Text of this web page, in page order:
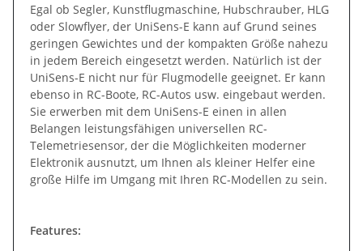
Egal ob Segler, Kunstflugmaschine, Hubschrauber, HLG
oder Slowflyer, der UniSens-E kann auf Grund seines
geringen Gewichtes und der kompakten Größe nahezu
in jedem Bereich eingesetzt werden. Natürlich ist der
UniSens-E nicht nur für Flugmodelle geeignet. Er kann
ebenso in RC-Boote, RC-Autos usw. eingebaut werden.
Sie erwerben mit dem UniSens-E einen in allen
Belangen leistungsfähigen universellen RC-
Telemetriesensor, der die Möglichkeiten moderner
Elektronik ausnutzt, um Ihnen als kleiner Helfer eine
große Hilfe im Umgang mit Ihren RC-Modellen zu sein.
Features: